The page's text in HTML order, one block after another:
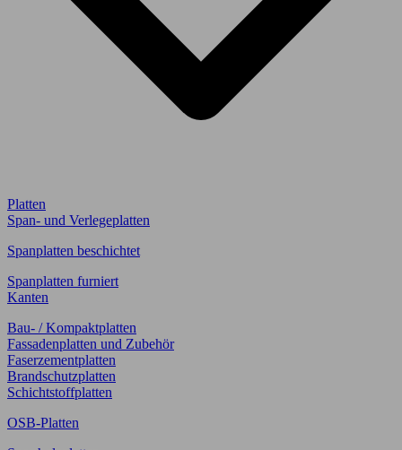
Platten
Span- und Verlegeplatten
Spanplatten beschichtet
Spanplatten furniert
Kanten
Bau- / Kompaktplatten
Fassadenplatten und Zubehör
Faserzementplatten
Brandschutzplatten
Schichtstoffplatten
OSB-Platten